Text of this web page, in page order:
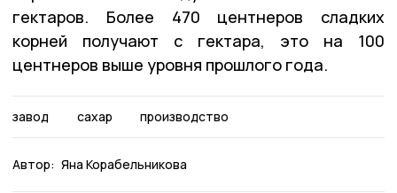
гектаров. Более 470 центнеров сладких
корней получают с гектара, это на 100
центнеров выше уровня прошлого года.
завод сахар производство
Автор: Яна Корабельникова